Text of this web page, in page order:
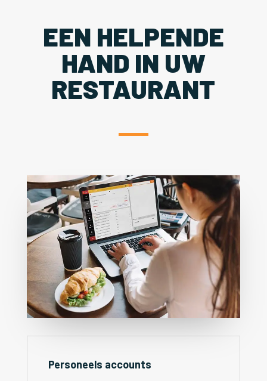
EEN HELPENDE
HAND IN UW
RESTAURANT
Personeels accounts